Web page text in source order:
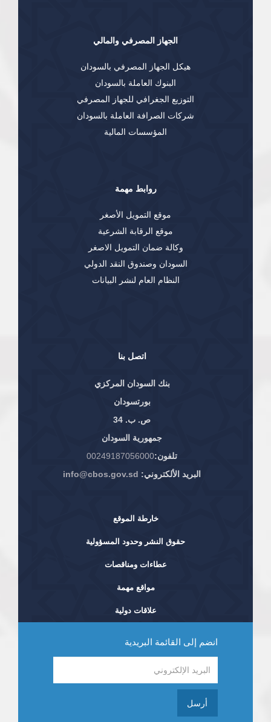
اتصل بنا
بنك السودان المركزي
بورتسودان
ص. ب. 34
جمهورية السودان
تلفون:00249187056000
البريد الألكتروني: info@cbos.gov.sd
الجهاز المصرفي والمالي
هيكل الجهاز المصرفي بالسودان
البنوك العاملة بالسودان
التوزيع الجغرافي للجهاز المصرفي
شركات الصرافة العاملة بالسودان
المؤسسات المالية
روابط مهمة
موقع التمويل الأصغر
موقع الرقابة الشرعية
وكالة ضمان التمويل الاصغر
السودان وصندوق النقد الدولي
النظام العام لنشر البيانات
خارطة الموقع
حقوق النشر وحدود المسؤولية
عطاءات ومناقصات
مواقع مهمة
علاقات دولية
انضم إلى القائمة البريدية
أرسل